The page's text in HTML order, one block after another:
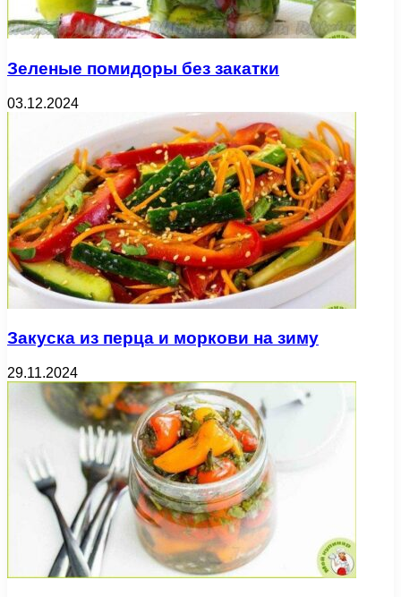
Зеленые помидоры без закатки
03.12.2024
Закуска из перца и моркови на зиму
29.11.2024